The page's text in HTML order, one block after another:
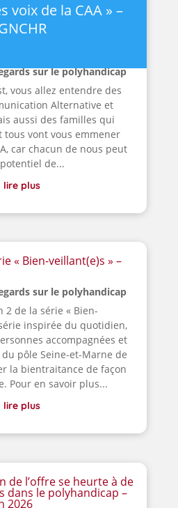
voix de la CAA » –
sur le polyhandicap
vous allez entendre des
Alternative et
aussi des familles qui
tous vont vous emmener
car chacun de nous peut
de...
lire plus
« Bien-veillant(e)s » –
sur le polyhandicap
2 de la série « Bien-
inspirée du quotidien,
accompagnées et
pôle Seine-et-Marne de
la bientraitance de façon
Pour en savoir plus...
lire plus
de l’offre se heurte à de
dans le polyhandicap –
2026